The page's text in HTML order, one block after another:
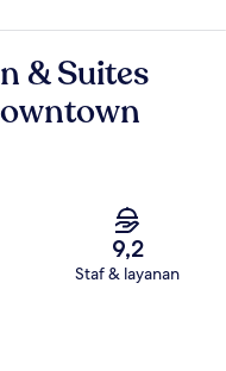
& Suites
9,2
Staf & layanan